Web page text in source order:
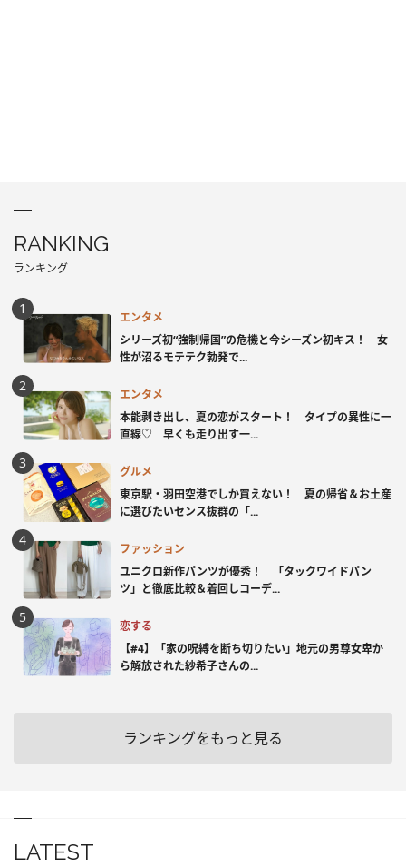
RANKING
ランキング
エンタメ
シリーズ初“強制帰国”の危機と今シーズン初キス！ 女
性が沼るモテテク勃発で...
エンタメ
本能剥き出し、夏の恋がスタート！ タイプの異性に一
直線♡ 早くも走り出す一...
グルメ
東京駅・羽田空港でしか買えない！ 夏の帰省＆お土産
に選びたいセンス抜群の「...
ファッション
ユニクロ新作パンツが優秀！ 「タックワイドパン
ツ」と徹底比較＆着回しコーデ...
恋する
【#4】「家の呪縛を断ち切りたい」地元の男尊女卑か
ら解放された紗希子さんの...
ランキングをもっと見る
LATEST